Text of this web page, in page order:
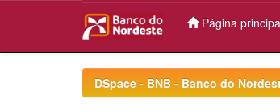
Página
DSpace - BNB - Banco do